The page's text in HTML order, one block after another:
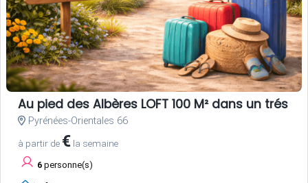
Au pied des Albères LOFT 100 M² dans un trés
Pyrénées-Orientales 66
à partir de € la semaine
6 personne(s)